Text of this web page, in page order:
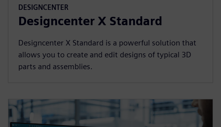
DESIGNCENTER
Designcenter X Standard
Designcenter X Standard is a powerful solution that
allows you to create and edit designs of typical 3D
parts and assemblies.